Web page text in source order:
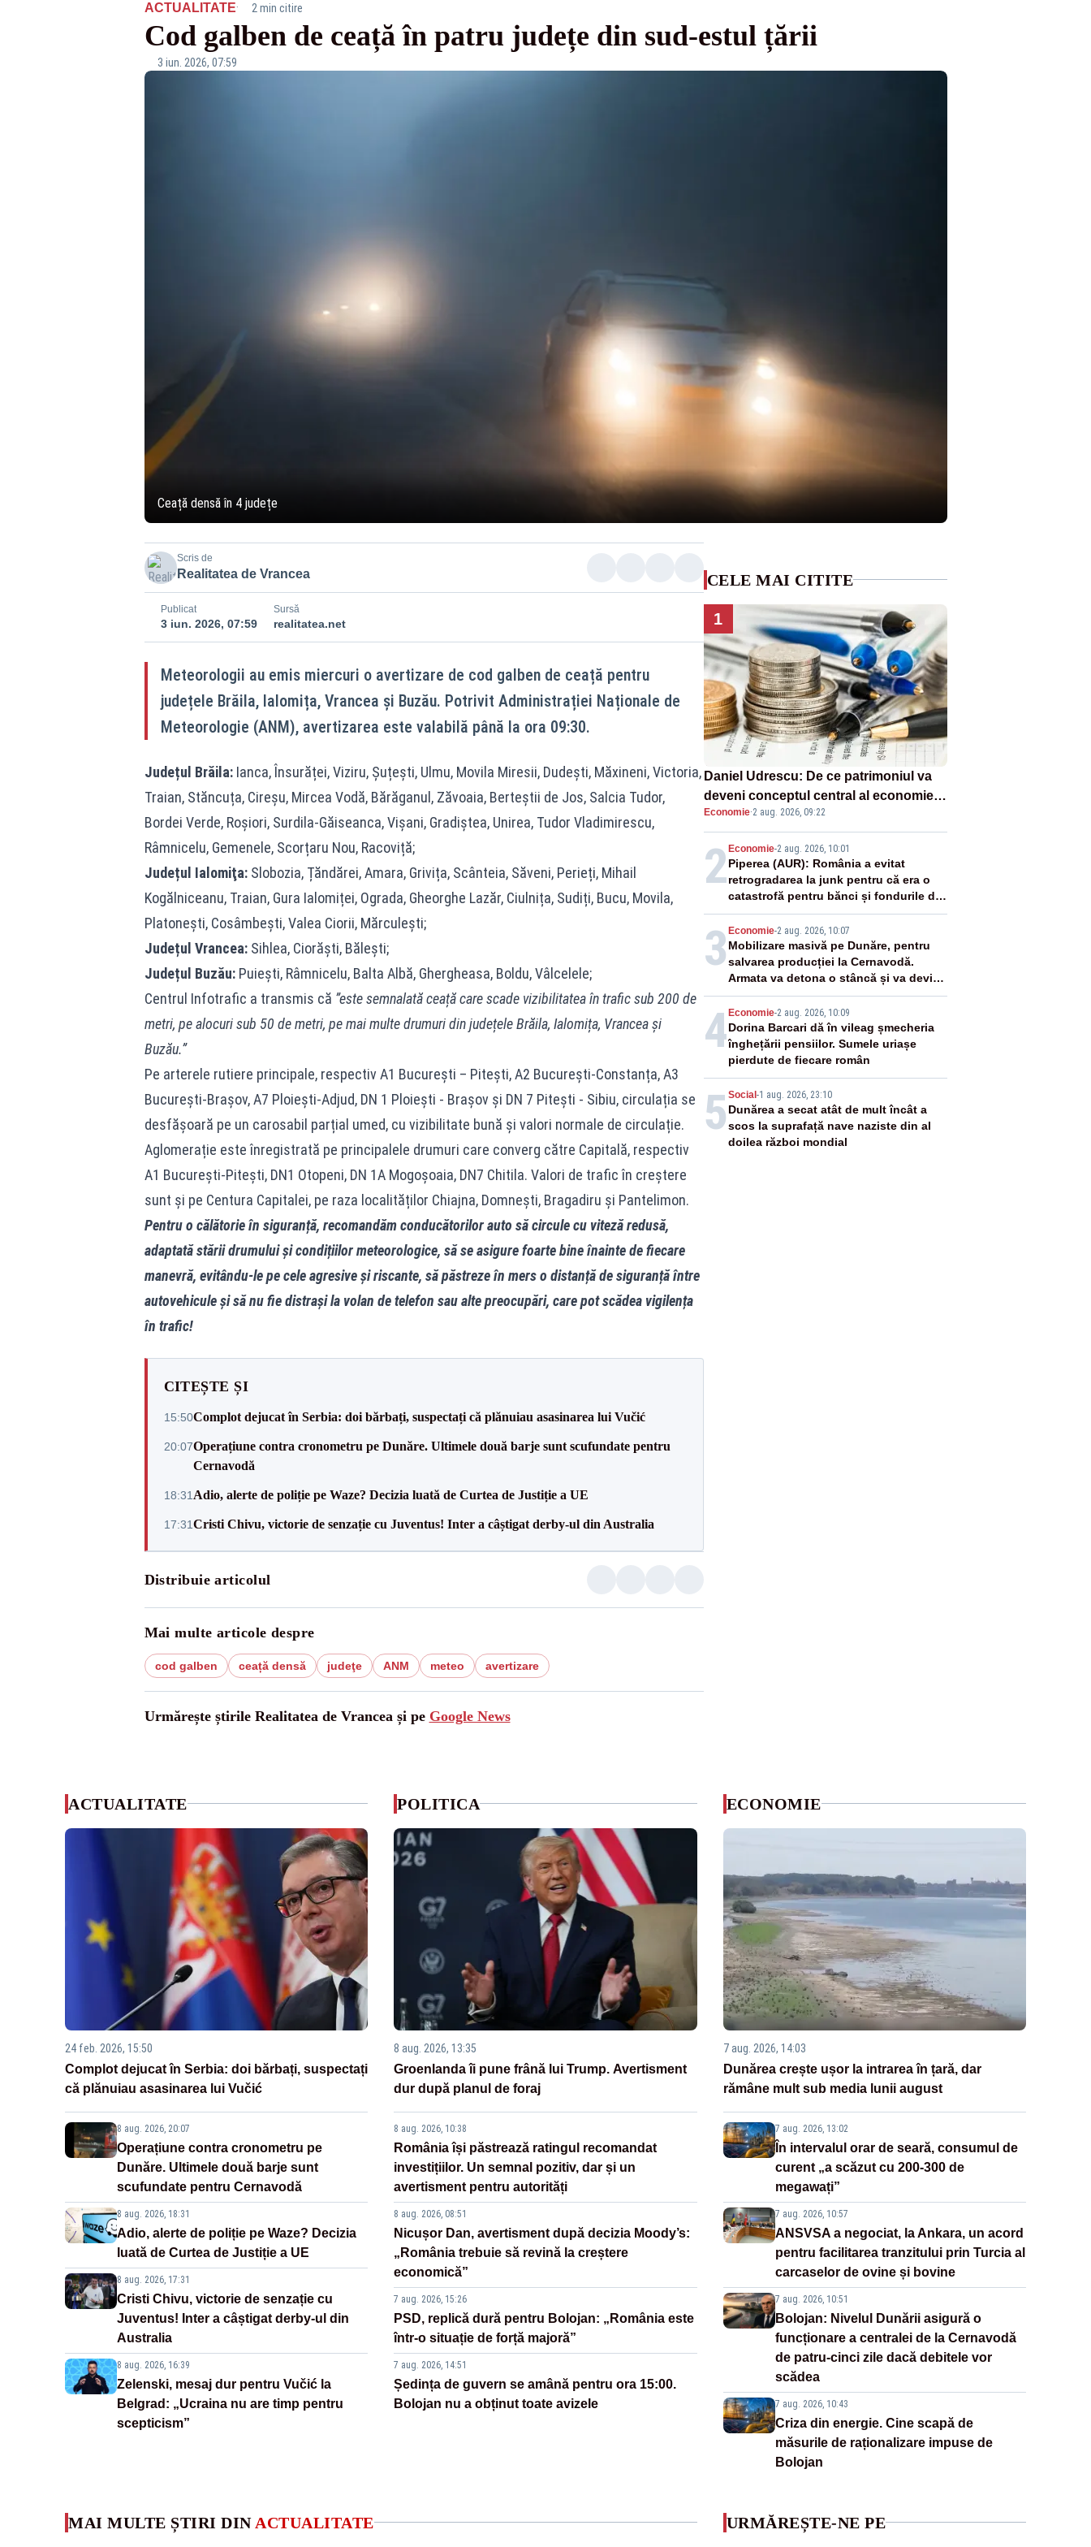
ACTUALITATE· 2 min citire
Cod galben de ceață în patru județe din sud-estul țării
3 iun. 2026, 07:59
Ceață densă în 4 județe
Scris de
Realitatea de Vrancea
Publicat
3 iun. 2026, 07:59
Sursă
realitatea.net
Meteorologii au emis miercuri o avertizare de cod galben de ceață pentru
județele Brăila, Ialomița, Vrancea și Buzău. Potrivit Administrației Naționale de
Meteorologie (ANM), avertizarea este valabilă până la ora 09:30.
Județul Brăila:Ianca, Însurăței, Viziru, Șuțești, Ulmu, Movila Miresii, Dudești, Măxineni, Victoria,
Traian, Stăncuța, Cireșu, Mircea Vodă, Bărăganul, Zăvoaia, Berteștii de Jos, Salcia Tudor,
Bordei Verde, Roșiori, Surdila-Găiseanca, Vișani, Gradiștea, Unirea, Tudor Vladimirescu,
Râmnicelu, Gemenele, Scorțaru Nou, Racoviță;
Județul Ialomiţa:Slobozia, Țăndărei, Amara, Grivița, Scânteia, Săveni, Perieți, Mihail
Kogălniceanu, Traian, Gura Ialomiței, Ograda, Gheorghe Lazăr, Ciulnița, Sudiți, Bucu, Movila,
Platonești, Cosâmbești, Valea Ciorii, Mărculești;
Județul Vrancea:Sihlea, Ciorăști, Bălești;
Județul Buzău:Puiești, Râmnicelu, Balta Albă, Ghergheasa, Boldu, Vâlcelele;
Centrul Infotrafic a transmis că ”este semnalată ceață care scade vizibilitatea în trafic sub 200 de
metri, pe alocuri sub 50 de metri, pe mai multe drumuri din județele Brăila, Ialomița, Vrancea și
Buzău.”
Pe arterele rutiere principale, respectiv A1 București – Pitești, A2 București-Constanța, A3
București-Brașov, A7 Ploiești-Adjud, DN 1 Ploiești - Brașov și DN 7 Pitești - Sibiu, circulația se
desfășoară pe un carosabil parțial umed, cu vizibilitate bună și valori normale de circulație.
Aglomerație este înregistrată pe principalele drumuri care converg către Capitală, respectiv
A1 București-Pitești, DN1 Otopeni, DN 1A Mogoșoaia, DN7 Chitila. Valori de trafic în creștere
sunt și pe Centura Capitalei, pe raza localităților Chiajna, Domnești, Bragadiru și Pantelimon.
Pentru o călătorie în siguranță, recomandăm conducătorilor auto să circule cu viteză redusă,
adaptată stării drumului și condițiilor meteorologice, să se asigure foarte bine înainte de fiecare
manevră, evitându-le pe cele agresive și riscante, să păstreze în mers o distanță de siguranță între
autovehicule și să nu fie distrași la volan de telefon sau alte preocupări, care pot scădea vigilența
în trafic!
CITEȘTE ȘI
15:50Complot dejucat în Serbia: doi bărbați, suspectați că plănuiau asasinarea lui Vučić
20:07Operațiune contra cronometru pe Dunăre. Ultimele două barje sunt scufundate pentru
Cernavodă
18:31 Adio, alerte de poliție pe Waze? Decizia luată de Curtea de Justiție a UE
17:31Cristi Chivu, victorie de senzație cu Juventus! Inter a câștigat derby-ul din Australia
Distribuie articolul
Mai multe articole despre
cod galben ceață densă judeţe ANM meteo avertizare
Urmărește știrile Realitatea de Vrancea și pe Google News
CELE MAI CITITE
1
Daniel Udrescu: De ce patrimoniul va
deveni conceptul central al economiei
viitoare?
Economie·2 aug. 2026, 09:22
2Economie-2 aug. 2026, 10:01
Piperea (AUR): România a evitat
retrogradarea la junk pentru că era o
catastrofă pentru bănci și fondurile de
pensii
3 Economie-2 aug. 2026, 10:07
Mobilizare masivă pe Dunăre, pentru
salvarea producției la Cernavodă.
Armata va detona o stâncă și va devia
apa fluviului - IMAGINI AERIENE
4Economie-2 aug. 2026, 10:09
Dorina Barcari dă în vileag șmecheria
înghețării pensiilor. Sumele uriașe
pierdute de fiecare român
5 Social-1 aug. 2026, 23:10
Dunărea a secat atât de mult încât a
scos la suprafață nave naziste din al
doilea război mondial
ACTUALITATE
24 feb. 2026, 15:50
Complot dejucat în Serbia: doi bărbați, suspectați
că plănuiau asasinarea lui Vučić
8 aug. 2026, 20:07
Operațiune contra cronometru pe
Dunăre. Ultimele două barje sunt
scufundate pentru Cernavodă
8 aug. 2026, 18:31
Adio, alerte de poliție pe Waze? Decizia
luată de Curtea de Justiție a UE
8 aug. 2026, 17:31
Cristi Chivu, victorie de senzație cu
Juventus! Inter a câștigat derby-ul din
Australia
8 aug. 2026, 16:39
Zelenski, mesaj dur pentru Vučić la
Belgrad: „Ucraina nu are timp pentru
scepticism”
POLITICA
8 aug. 2026, 13:35
Groenlanda îi pune frână lui Trump. Avertisment
dur după planul de foraj
8 aug. 2026, 10:38
România își păstrează ratingul recomandat
investițiilor. Un semnal pozitiv, dar și un
avertisment pentru autorități
8 aug. 2026, 08:51
Nicușor Dan, avertisment după decizia Moody’s:
„România trebuie să revină la creștere
economică”
7 aug. 2026, 15:26
PSD, replică dură pentru Bolojan: „România este
într-o situație de forță majoră”
7 aug. 2026, 14:51
Ședința de guvern se amână pentru ora 15:00.
Bolojan nu a obținut toate avizele
ECONOMIE
7 aug. 2026, 14:03
Dunărea crește ușor la intrarea în țară, dar
rămâne mult sub media lunii august
7 aug. 2026, 13:02
În intervalul orar de seară, consumul de
curent „a scăzut cu 200-300 de
megawați”
7 aug. 2026, 10:57
ANSVSA a negociat, la Ankara, un acord
pentru facilitarea tranzitului prin Turcia al
carcaselor de ovine și bovine
7 aug. 2026, 10:51
Bolojan: Nivelul Dunării asigură o
funcționare a centralei de la Cernavodă
de patru-cinci zile dacă debitele vor
scădea
7 aug. 2026, 10:43
Criza din energie. Cine scapă de
măsurile de raționalizare impuse de
Bolojan
MAI MULTE ȘTIRI DIN ACTUALITATE URMĂREȘTE-NE PE